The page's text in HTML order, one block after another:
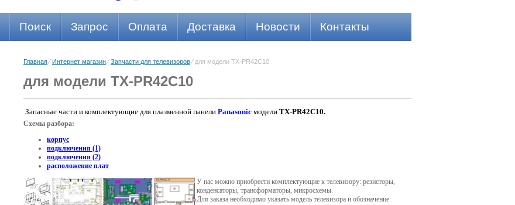
Поиск Запрос Оплата Доставка Новости Контакты
Главная⁄Интернет магазин⁄Запчасти для телевизоров⁄ для модели TX-PR42C10
для модели TX-PR42C10
Запасные части и комплектующие для плазменной панели Panasonic модели TX-PR42C10.
Схемы разбора:
корпус
подключения (1)
подключения (2)
расположение плат
У нас можно приобрести комплектующие к телевизору: резисторы,
конденсаторы, трансформаторы, микросхемы.
Для заказа необходимо указать модель телевизора и обозначение